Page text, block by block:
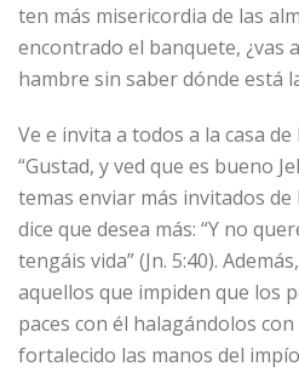
ten más misericordia de las
encontrado el banquete, ¿vas
hambre sin saber dónde está
Ve e invita a todos a la casa
“Gustad, y ved que es bueno
temas enviar más invitados de
dice que desea más: “Y no
tengáis vida” (Jn. 5:40).
aquellos que impiden que los
paces con él halagándolos
fortalecido las manos del